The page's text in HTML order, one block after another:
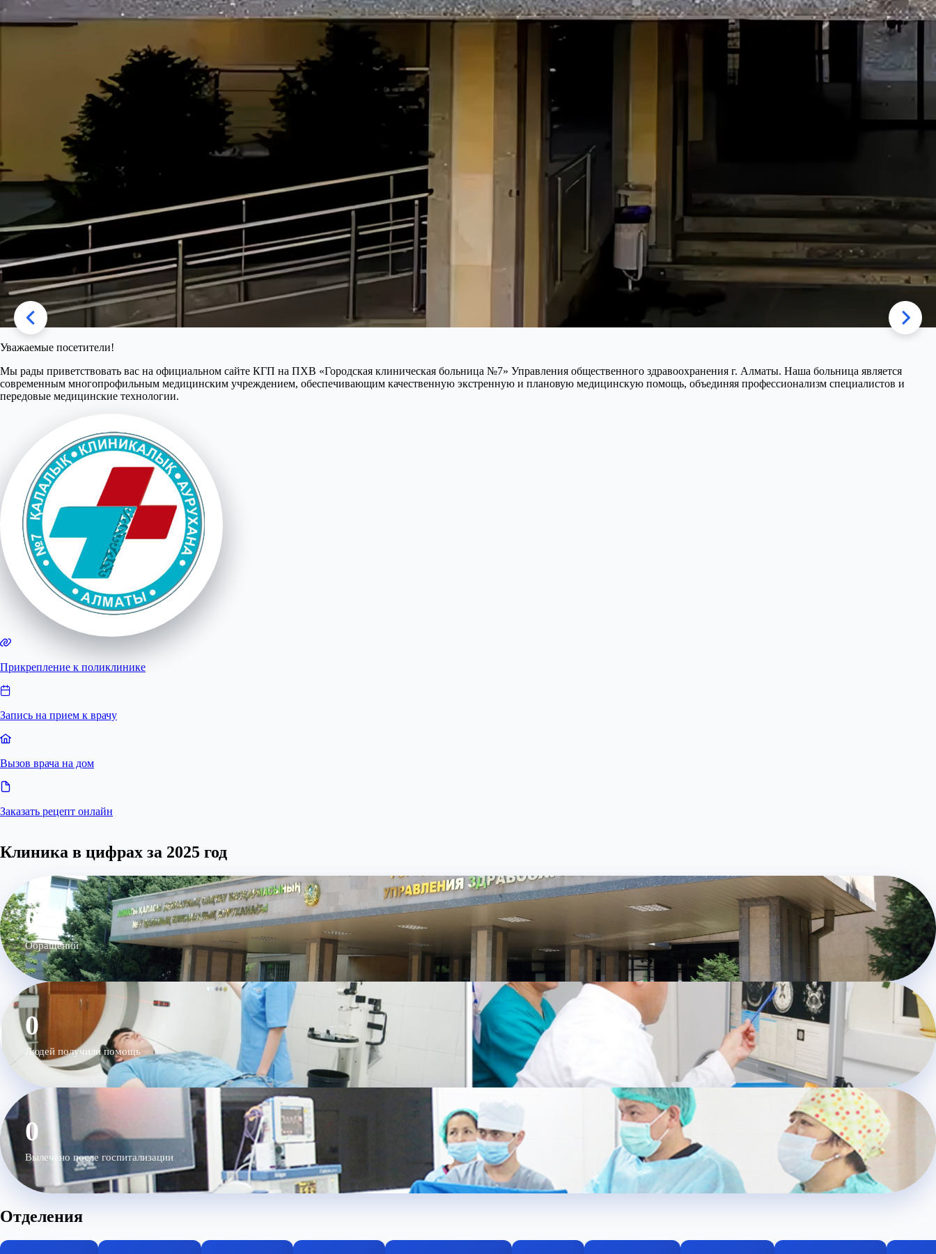
Уважаемые посетители!
Мы рады приветствовать вас на официальном сайте КГП на ПХВ «Городская клиническая больница №7» Управления общественного здравоохранения г. Алматы. Наша больница является
современным многопрофильным медицинским учреждением, обеспечивающим качественную экстренную и плановую медицинскую помощь, объединяя профессионализм специалистов и
передовые медицинские технологии.
Прикрепление к поликлинике
Запись на прием к врачу
Вызов врача на дом
Заказать рецепт онлайн
Клиника в цифрах за 2025 год
0
Обращений
0
Людей получили помощь
0
Вылечено после госпитализации
Отделения